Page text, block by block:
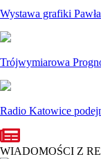
Wystawa grafiki
Trójwymiarowa
Radio Katowice
WIADOMOŚCI Z